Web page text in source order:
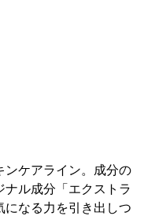
ンケアライン。成分の
ル成分「エクストラ
になる力を引き出しつ